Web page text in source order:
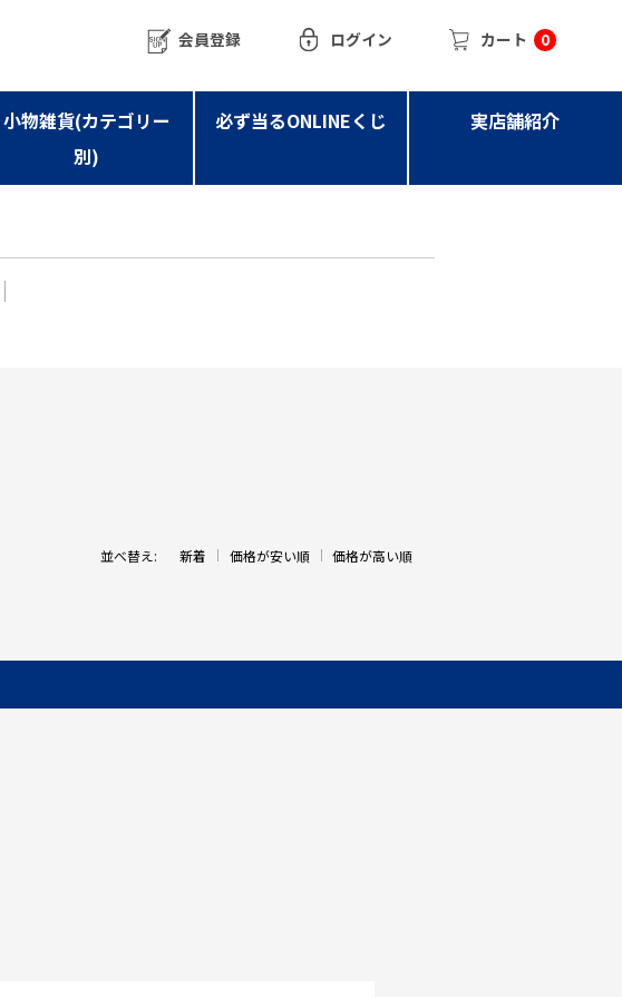
会員登録 ログイン カート 0
小物雑貨(カテゴリー
別)
必ず当るONLINEくじ 実店舗紹介
並べ替え: 新着 価格が安い順 価格が高い順